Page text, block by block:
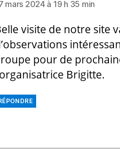
mars 2024 à 19 h 35 min
visite de notre site
pour de
Brigitte.